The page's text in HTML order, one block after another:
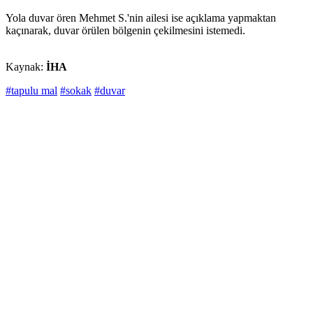
Yola duvar ören Mehmet S.'nin ailesi ise açıklama yapmaktan
kaçınarak, duvar örülen bölgenin çekilmesini istemedi.
Kaynak: İHA
#tapulu mal #sokak #duvar